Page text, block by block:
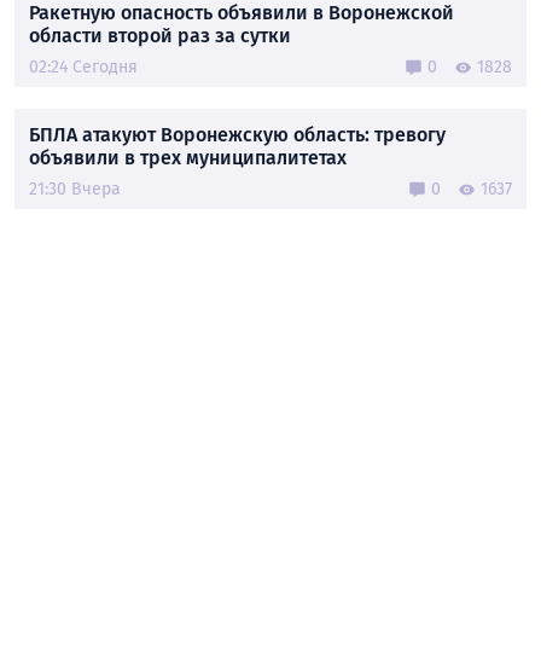
Ракетную опасность объявили в Воронежской
области второй раз за сутки
02:24 Сегодня 0 1828
БПЛА атакуют Воронежскую область: тревогу
объявили в трех муниципалитетах
21:30 Вчера 0 1637